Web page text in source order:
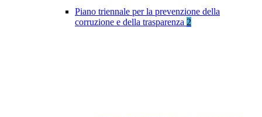
Piano triennale per la prevenzione della
corruzione e della trasparenza 2